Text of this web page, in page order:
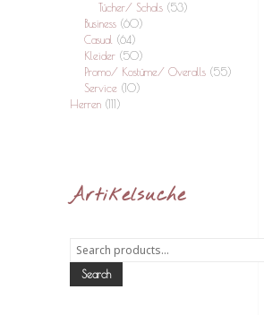
Tücher/ Schals (53)
Business (60)
Casual (64)
Kleider (50)
Promo/ Kostüme/ Overalls (55)
Service (10)
Herren (111)
Artikelsuche
Search
for:
Search